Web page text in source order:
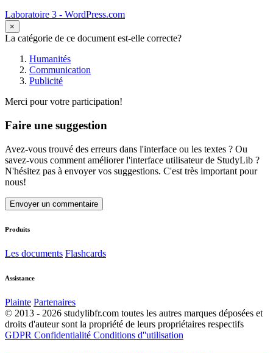
Laboratoire 3 - WordPress.com
×
La catégorie de ce document est-elle correcte?
Humanités
Communication
Publicité
Merci pour votre participation!
Faire une suggestion
Avez-vous trouvé des erreurs dans l'interface ou les textes ? Ou
savez-vous comment améliorer l'interface utilisateur de StudyLib ?
N'hésitez pas à envoyer vos suggestions. C'est très important pour
nous!
Envoyer un commentaire
Produits
Les documents Flashcards
Assistance
Plainte Partenaires
© 2013 - 2026 studylibfr.com toutes les autres marques déposées et
droits d'auteur sont la propriété de leurs propriétaires respectifs
GDPR Confidentialité Conditions d''utilisation